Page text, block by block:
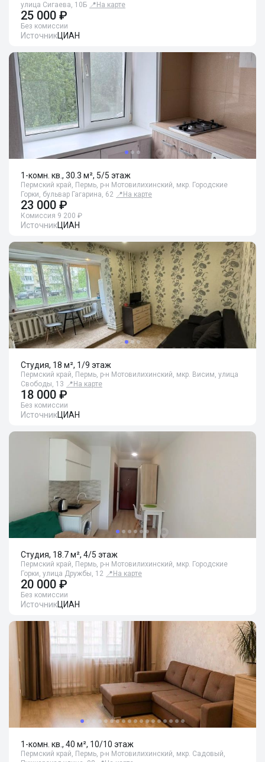
улица Сигаева, 10Б 📍 На карте
25 000 ₽
Без комиссии
ИсточникЦИАН
1-комн. кв., 30.3 м², 5/5 этаж
Пермский край, Пермь, р-н Мотовилихинский, мкр. Городские
Горки, бульвар Гагарина, 62 📍 На карте
23 000 ₽
Комиссия 9 200 ₽
ИсточникЦИАН
Студия, 18 м², 1/9 этаж
Пермский край, Пермь, р-н Мотовилихинский, мкр. Висим, улица
Свободы, 13 📍 На карте
18 000 ₽
Без комиссии
ИсточникЦИАН
Студия, 18.7 м², 4/5 этаж
Пермский край, Пермь, р-н Мотовилихинский, мкр. Городские
Горки, улица Дружбы, 12 📍 На карте
20 000 ₽
Без комиссии
ИсточникЦИАН
1-комн. кв., 40 м², 10/10 этаж
Пермский край, Пермь, р-н Мотовилихинский, мкр. Садовый,